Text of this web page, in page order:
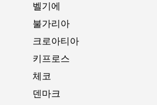
벨기에
불가리아
크로아티아
키프로스
체코
덴마크